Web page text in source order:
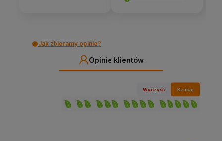
Jak zbieramy opinie?
Opinie klientów
Wyczyść Szukaj